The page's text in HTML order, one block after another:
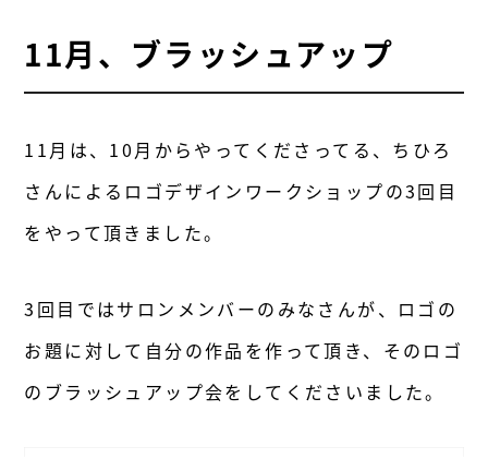
11月、ブラッシュアップ
11月は、10月からやってくださってる、ちひろ
さんによるロゴデザインワークショップの3回目
をやって頂きました。
3回目ではサロンメンバーのみなさんが、ロゴの
お題に対して自分の作品を作って頂き、そのロゴ
のブラッシュアップ会をしてくださいました。